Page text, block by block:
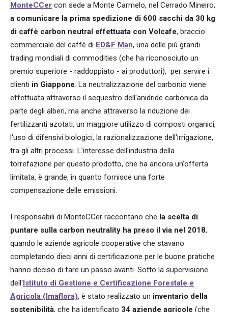
MonteCCer con sede a Monte Carmelo, nel Cerrado Mineiro,
a comunicare la prima spedizione di 600 sacchi da 30 kg
di caffè carbon neutral effettuata con Volcafe, braccio
commerciale del caffè di ED&F Man, una delle più grandi
trading mondiali di commodities (che ha riconosciuto un
premio superiore - raddoppiato - ai produttori), per servire i
clienti in Giappone. La neutralizzazione del carbonio viene
effettuata attraverso il sequestro dell'anidride carbonica da
parte degli alberi, ma anche attraverso la riduzione dei
fertilizzanti azotati, un maggiore utilizzo di composti organici,
l'uso di difensivi biologici, la razionalizzazione dell'irrigazione,
tra gli altri processi. L'interesse dell'industria della
torrefazione per questo prodotto, che ha ancora un'offerta
limitata, è grande, in quanto fornisce una forte
compensazione delle emissioni.
I responsabili di MonteCCer raccontano che la scelta di
puntare sulla carbon neutrality ha preso il via nel 2018,
quando le aziende agricole cooperative che stavano
completando dieci anni di certificazione per le buone pratiche
hanno deciso di fare un passo avanti. Sotto la supervisione
dell'Istituto di Gestione e Certificazione Forestale e
Agricola (Imaflora), è stato realizzato un inventario della
sostenibilità, che ha identificato 34 aziende agricole (che